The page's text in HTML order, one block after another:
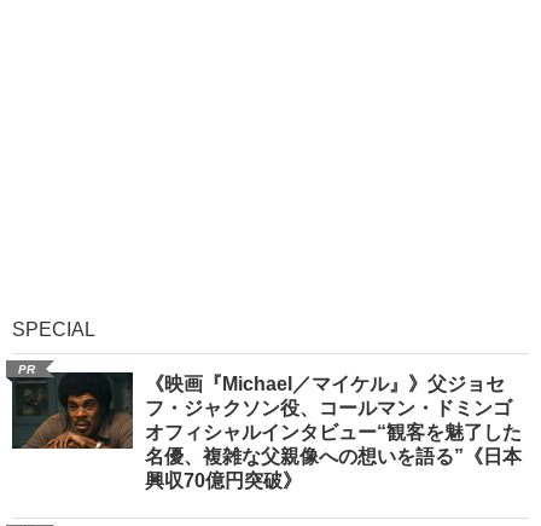
SPECIAL
PR
《映画『Michael／マイケル』》父ジョセ
フ・ジャクソン役、コールマン・ドミンゴ
オフィシャルインタビュー“観客を魅了した
名優、複雑な父親像への想いを語る”《日本
興収70億円突破》